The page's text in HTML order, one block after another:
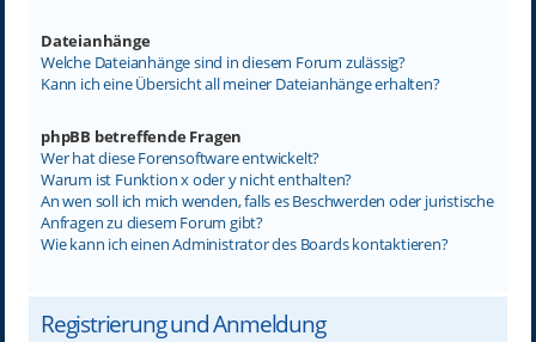
Dateianhänge
Welche Dateianhänge sind in diesem Forum zulässig?
Kann ich eine Übersicht all meiner Dateianhänge erhalten?
phpBB betreffende Fragen
Wer hat diese Forensoftware entwickelt?
Warum ist Funktion x oder y nicht enthalten?
An wen soll ich mich wenden, falls es Beschwerden oder juristische
Anfragen zu diesem Forum gibt?
Wie kann ich einen Administrator des Boards kontaktieren?
Registrierung und Anmeldung